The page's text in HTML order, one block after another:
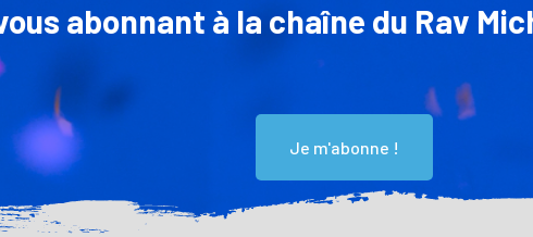
abonnant à la chaîne du Rav
Je m'abonne !